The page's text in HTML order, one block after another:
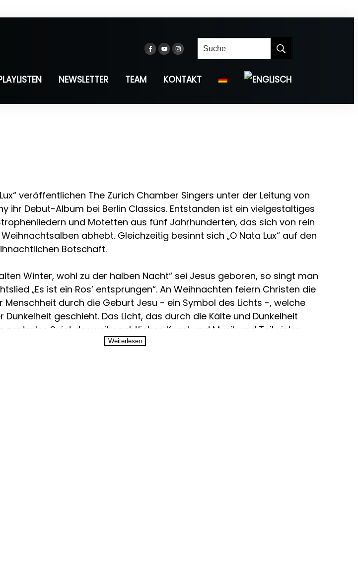
NEWSLETTER TEAM KONTAKT
veröffentlichen The Zurich Chamber Singers unter der Leitung von
ihr Debut-Album bei Berlin Classics. Entstanden ist ein vielgestaltiges
und Motetten aus fünf Jahrhunderten, das sich von rein
abhebt. Gleichzeitig besinnt sich „O Nata Lux“ auf den
Botschaft.
Winter, wohl zu der halben Nacht“ sei Jesus geboren, so singt man
„Es ist ein Ros’ entsprungen“. An Weihnachten feiern Christen die
Menschheit durch die Geburt Jesu - ein Symbol des Lichts -, welche
Dunkelheit geschieht. Das Licht, das durch die Kälte und Dunkelheit
zentrales Sujet der weihnachtlichen Kunst und Musik und Teil vieler
Traditionen auf der ganzen Welt. Mit „O nata lux“ widmen sich die Zurich
Weiterlesen